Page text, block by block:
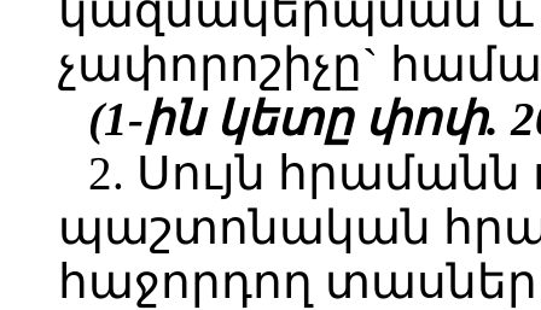
կազմակերպման
չափորոշիչը`
(1-ին կետը փոփ.
2. Սույն հրամանն
պաշտոնական
հաջորդող